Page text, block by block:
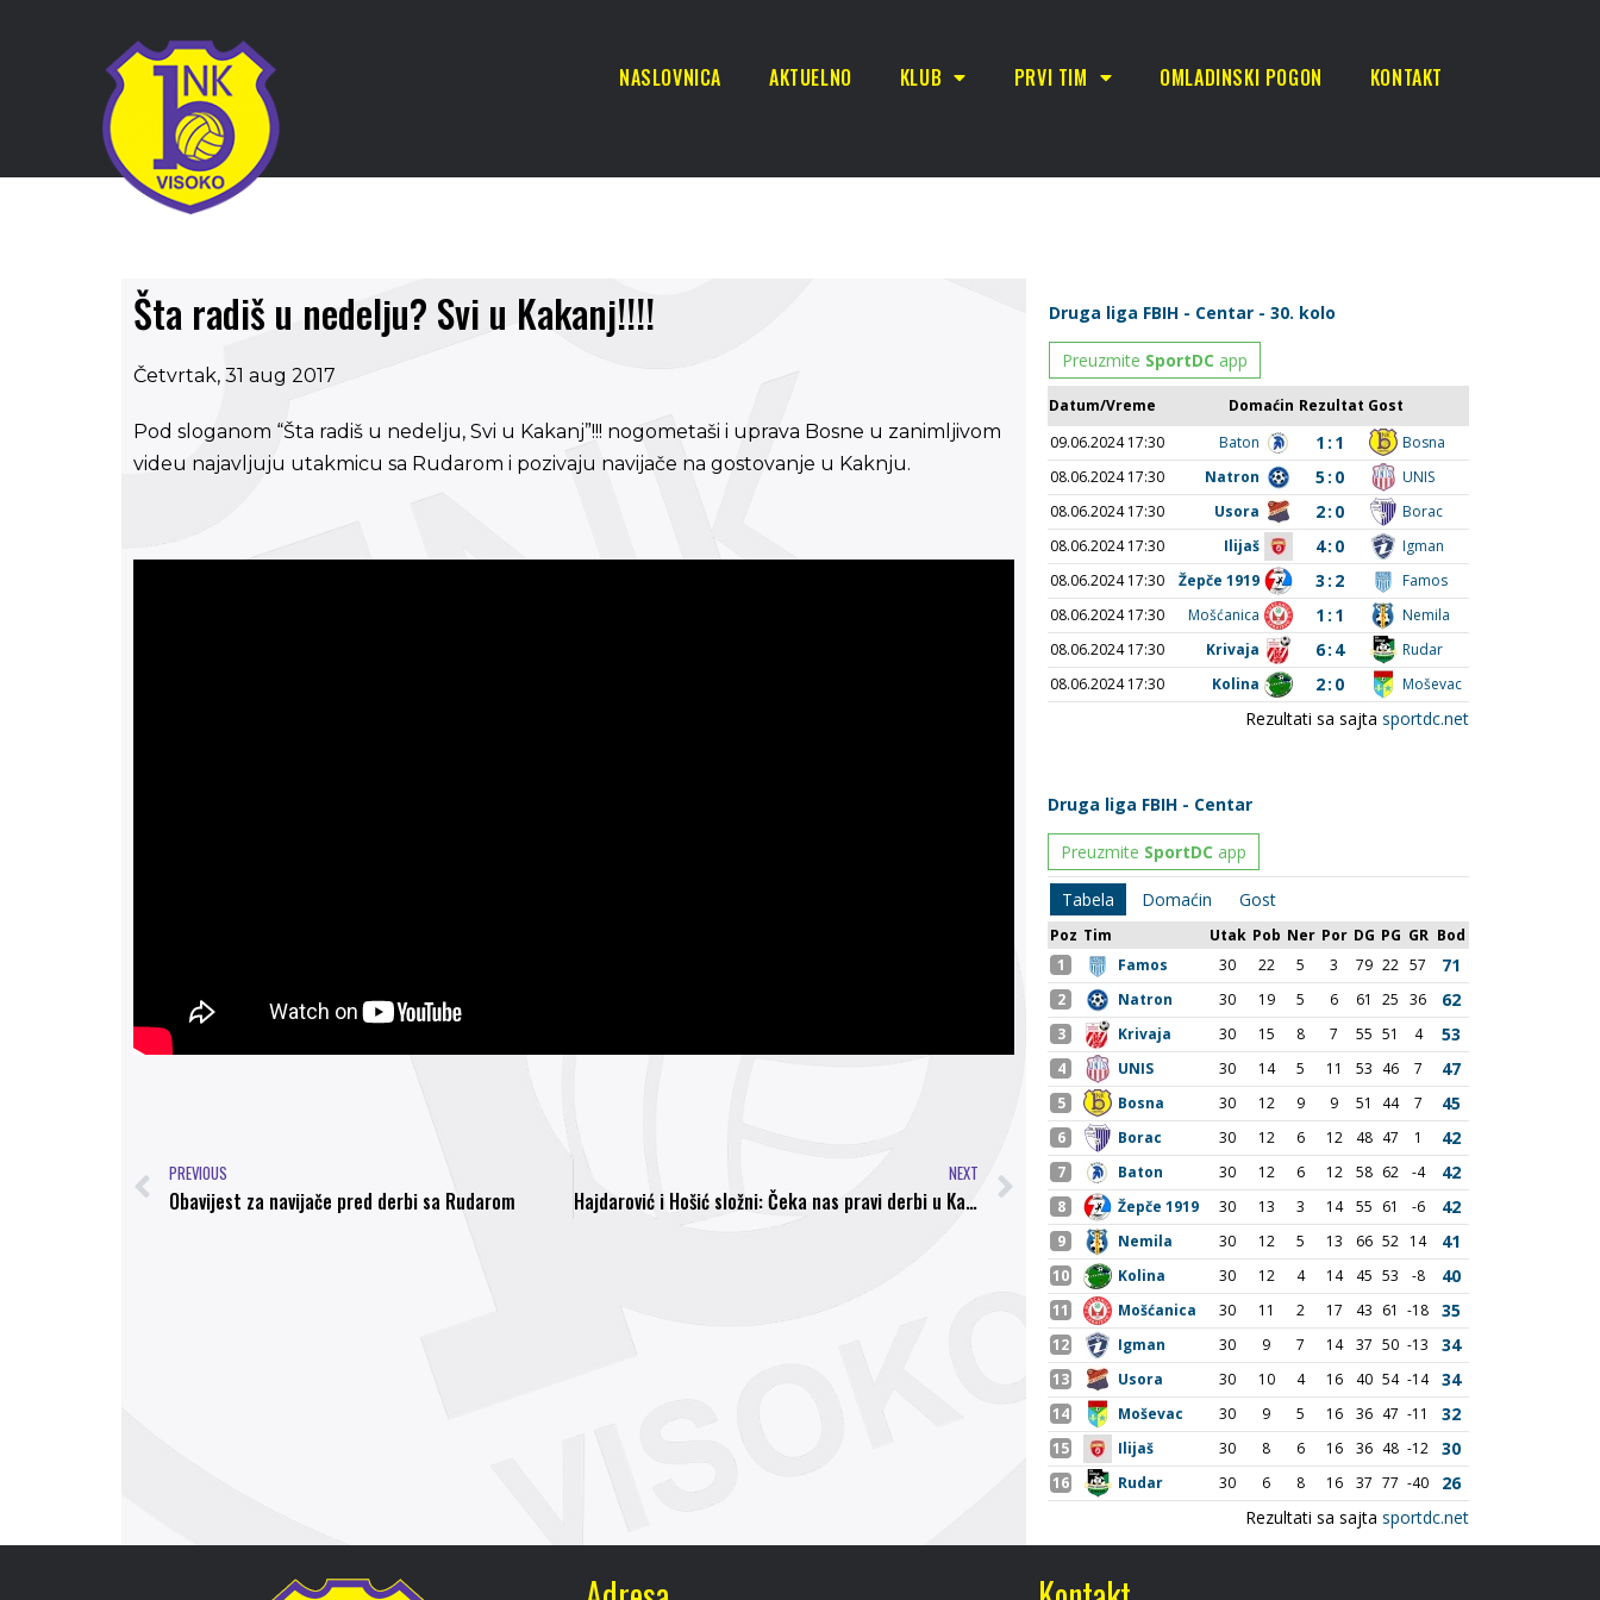
NASLOVNICA AKTUELNO KLUB PRVI TIM OMLADINSKI POGON KONTAKT
Šta radiš u nedelju? Svi u Kakanj!!!!
Četvrtak, 31 aug 2017
Pod sloganom “Šta radiš u nedelju, Svi u Kakanj”!!! nogometaši i uprava Bosne u zanimljivom
videu najavljuju utakmicu sa Rudarom i pozivaju navijače na gostovanje u Kaknju.
PREVIOUS
Obavijest za navijače pred derbi sa Rudarom
NEXT
Hajdarović i Hošić složni: Čeka nas pravi derbi u Kaknju